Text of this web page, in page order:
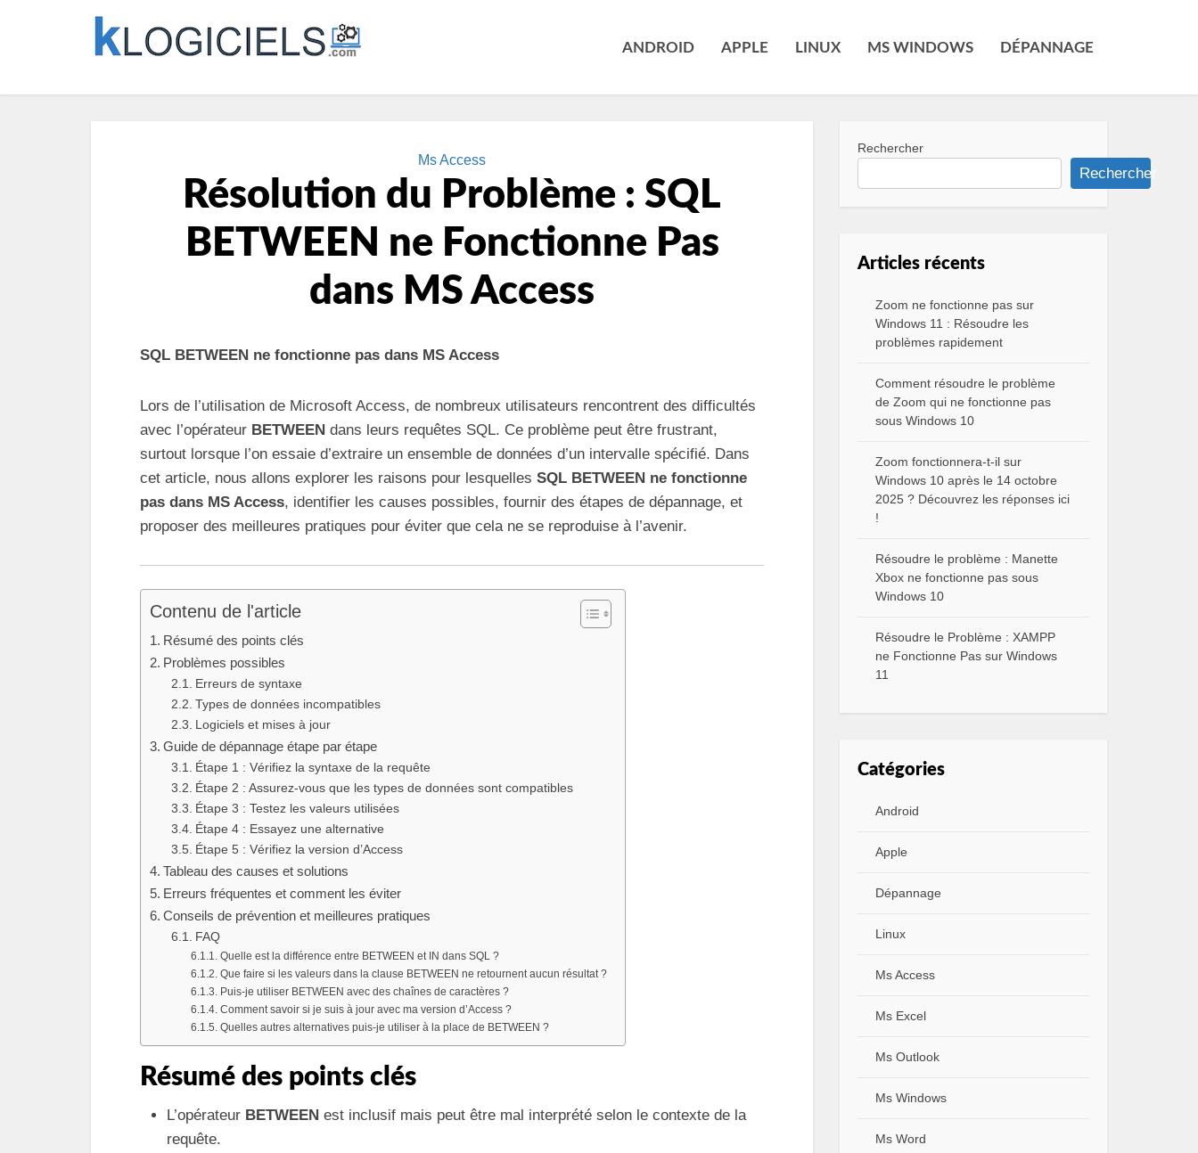
ANDROID APPLE LINUX MS WINDOWS DÉPANNAGE
Ms Access
Résolution du Problème : SQL
BETWEEN ne Fonctionne Pas
dans MS Access
SQL BETWEEN ne fonctionne pas dans MS Access
Lors de l’utilisation de Microsoft Access, de nombreux utilisateurs rencontrent des difficultés
avec l’opérateur BETWEEN dans leurs requêtes SQL. Ce problème peut être frustrant,
surtout lorsque l’on essaie d’extraire un ensemble de données d’un intervalle spécifié. Dans
cet article, nous allons explorer les raisons pour lesquelles SQL BETWEEN ne fonctionne
pas dans MS Access, identifier les causes possibles, fournir des étapes de dépannage, et
proposer des meilleures pratiques pour éviter que cela ne se reproduise à l’avenir.
Contenu de l'article
Résumé des points clés
Problèmes possibles
Erreurs de syntaxe
Types de données incompatibles
Logiciels et mises à jour
Guide de dépannage étape par étape
Étape 1 : Vérifiez la syntaxe de la requête
Étape 2 : Assurez-vous que les types de données sont compatibles
Étape 3 : Testez les valeurs utilisées
Étape 4 : Essayez une alternative
Étape 5 : Vérifiez la version d’Access
Tableau des causes et solutions
Erreurs fréquentes et comment les éviter
Conseils de prévention et meilleures pratiques
FAQ
Quelle est la différence entre BETWEEN et IN dans SQL ?
Que faire si les valeurs dans la clause BETWEEN ne retournent aucun résultat ?
Puis-je utiliser BETWEEN avec des chaînes de caractères ?
Comment savoir si je suis à jour avec ma version d’Access ?
Quelles autres alternatives puis-je utiliser à la place de BETWEEN ?
Résumé des points clés
L’opérateur BETWEEN est inclusif mais peut être mal interprété selon le contexte de la
requête.
Rechercher
Rechercher
Articles récents
Zoom ne fonctionne pas sur
Windows 11 : Résoudre les
problèmes rapidement
Comment résoudre le problème
de Zoom qui ne fonctionne pas
sous Windows 10
Zoom fonctionnera-t-il sur
Windows 10 après le 14 octobre
2025 ? Découvrez les réponses ici
!
Résoudre le problème : Manette
Xbox ne fonctionne pas sous
Windows 10
Résoudre le Problème : XAMPP
ne Fonctionne Pas sur Windows
11
Catégories
Android
Apple
Dépannage
Linux
Ms Access
Ms Excel
Ms Outlook
Ms Windows
Ms Word